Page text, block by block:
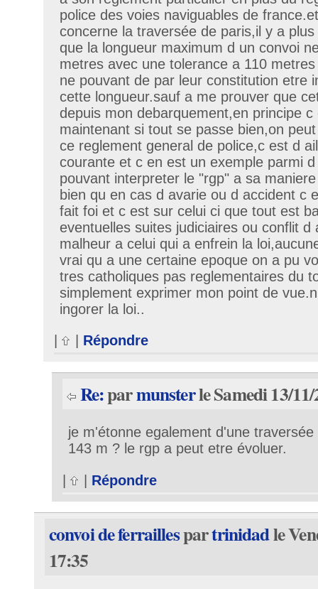
police des voies naviguables de
concerne la traversée de paris,il y a
que la longueur maximum d un convoi
metres avec une tolerance a 110
ne pouvant de par leur constitution etre
cette longueur.sauf a me prouver que
depuis mon debarquement,en principe
maintenant si tout se passe bien,on
ce reglement general de police,c est d
courante et c en est un exemple parmi
pouvant interpreter le "rgp" a sa
bien qu en cas d avarie ou d accident c
fait foi et c est sur celui ci que tout est
eventuelles suites judiciaires ou conflit d
malheur a celui qui a enfrein la
vrai qu a une certaine epoque on a pu
tres catholiques pas reglementaires du
simplement exprimer mon point de
ingorer la loi..
Répondre
Re:parmunsterle Samedi 13/
je m'étonne egalement d'une
143 m ? le rgp a peut etre évoluer.
| Répondre
convoi de ferraillespartrinidadle
17:35